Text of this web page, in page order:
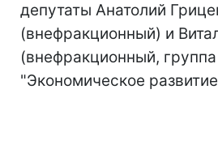
депутаты Анатолий
(внефракционный) и
(внефракционный, группа
"Экономическое